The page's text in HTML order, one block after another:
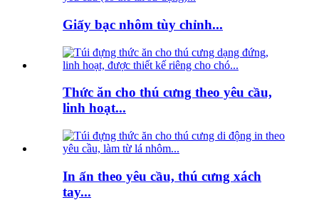
Giấy bạc nhôm tùy chỉnh...
Thức ăn cho thú cưng theo yêu cầu,
linh hoạt...
In ấn theo yêu cầu, thú cưng xách
tay...